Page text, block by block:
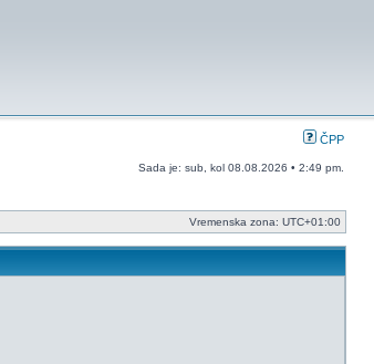
ČPP
Sada je: sub, kol 08.08.2026 • 2:49 pm.
Vremenska zona: UTC+01:00